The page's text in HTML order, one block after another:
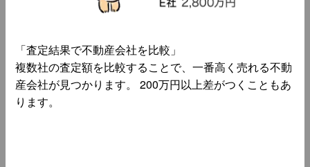
「査定結果で不動産会社を比較」
複数社の査定額を比較することで、一番高く売れる不動
産会社が見つかります。 200万円以上差がつくこともあ
ります。